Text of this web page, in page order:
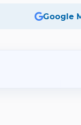
Google